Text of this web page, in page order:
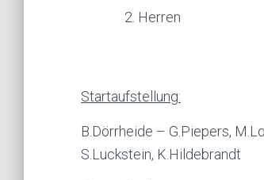
2. Herren
Startaufstellung:
B.Dörrheide – G.Piepers,
S.Luckstein, K.Hildebrandt